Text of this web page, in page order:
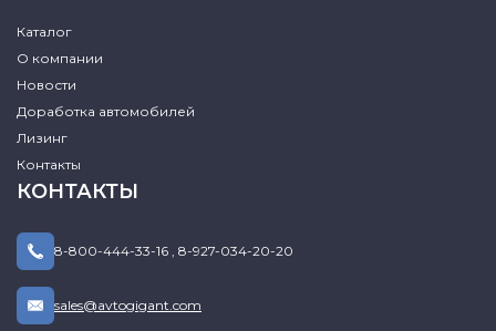
Каталог
О компании
Новости
Доработка автомобилей
Лизинг
Контакты
КОНТАКТЫ
8-800-444-33-16 , 8-927-034-20-20
sales@avtogigant.com